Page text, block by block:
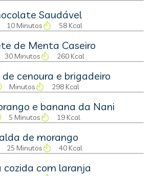
Saudável
10 Minutos 58 Kcal
de Menta Caseiro
30 Minutos 260 Kcal
de cenoura e brigadeiro
Minutos 298 Kcal
e banana da Nani
5 Minutos 19 Kcal
de morango
25 Minutos 40 Kcal
cozida com laranja